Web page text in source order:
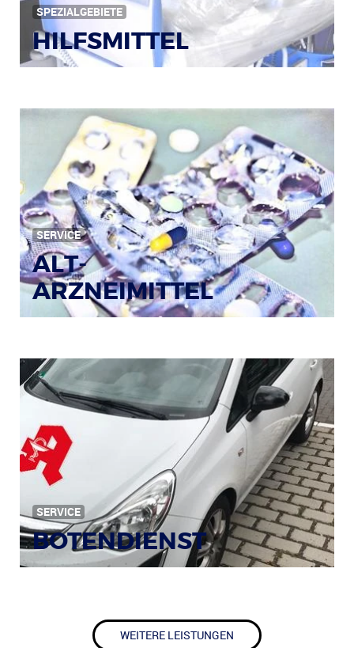
SPEZIALGEBIETE
HILFSMITTEL
Bild: © Rainer Sturm / pixelio.de
SERVICE
ALT-
ARZNEIMITTEL
SERVICE
BOTENDIENST
WEITERE LEISTUNGEN